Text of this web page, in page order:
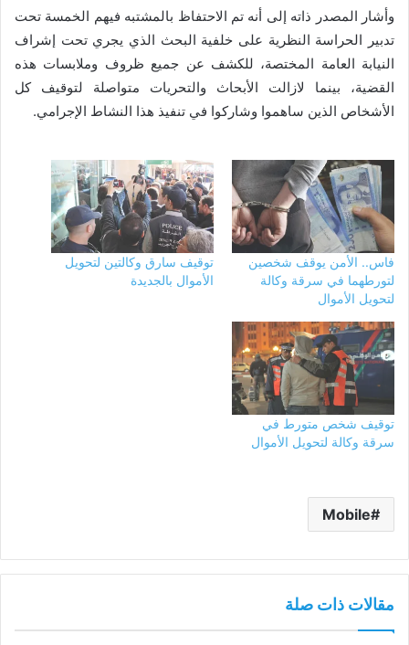
وأشار المصدر ذاته إلى أنه تم الاحتفاظ بالمشتبه فيهم الخمسة تحت
تدبير الحراسة النظرية على خلفية البحث الذي يجري تحت إشراف
النيابة العامة المختصة، للكشف عن جميع ظروف وملابسات هذه
القضية، بينما لازالت الأبحاث والتحريات متواصلة لتوقيف كل
الأشخاص الذين ساهموا وشاركوا في تنفيذ هذا النشاط الإجرامي.
فاس.. الأمن يوقف شخصين
لتورطهما في سرقة وكالة
لتحويل الأموال
توقيف سارق وكالتين لتحويل
الأموال بالجديدة
توقيف شخص متورط في
سرقة وكالة لتحويل الأموال
Mobile
مقالات ذات صلة